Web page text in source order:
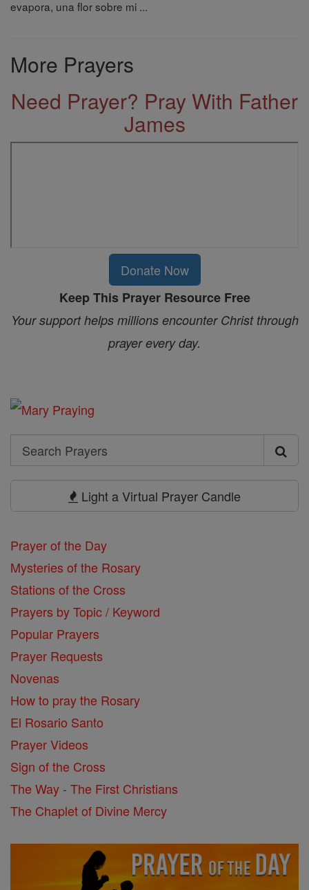
evapora, una flor sobre mi ...
More Prayers
Need Prayer? Pray With Father
James
Donate Now
Keep This Prayer Resource Free
Your support helps millions encounter Christ through
prayer every day.
Search
Search
Light a Virtual Prayer Candle
Prayer of the Day
Mysteries of the Rosary
Stations of the Cross
Prayers by Topic / Keyword
Popular Prayers
Prayer Requests
Novenas
How to pray the Rosary
El Rosario Santo
Prayer Videos
Sign of the Cross
The Way - The First Christians
The Chaplet of Divine Mercy